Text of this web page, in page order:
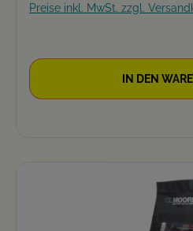
Preise inkl. MwSt. zzgl.
IN DEN